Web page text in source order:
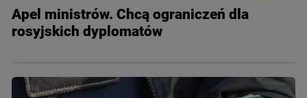
Apel ministrów. Chcą ograniczeń dla
rosyjskich dyplomatów